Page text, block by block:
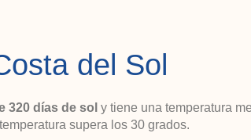
del Sol
320 días de sol y tiene una temperatura
supera los 30 grados.